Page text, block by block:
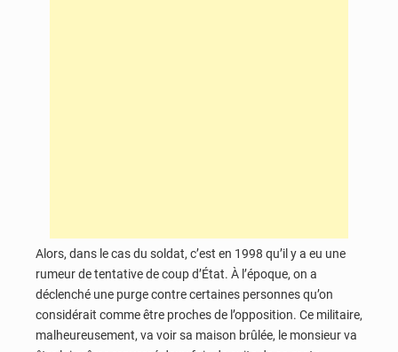
Alors, dans le cas du soldat, c’est en 1998 qu’il y a eu une
rumeur de tentative de coup d’État. À l’époque, on a
déclenché une purge contre certaines personnes qu’on
considérait comme être proches de l’opposition. Ce militaire,
malheureusement, va voir sa maison brûlée, le monsieur va